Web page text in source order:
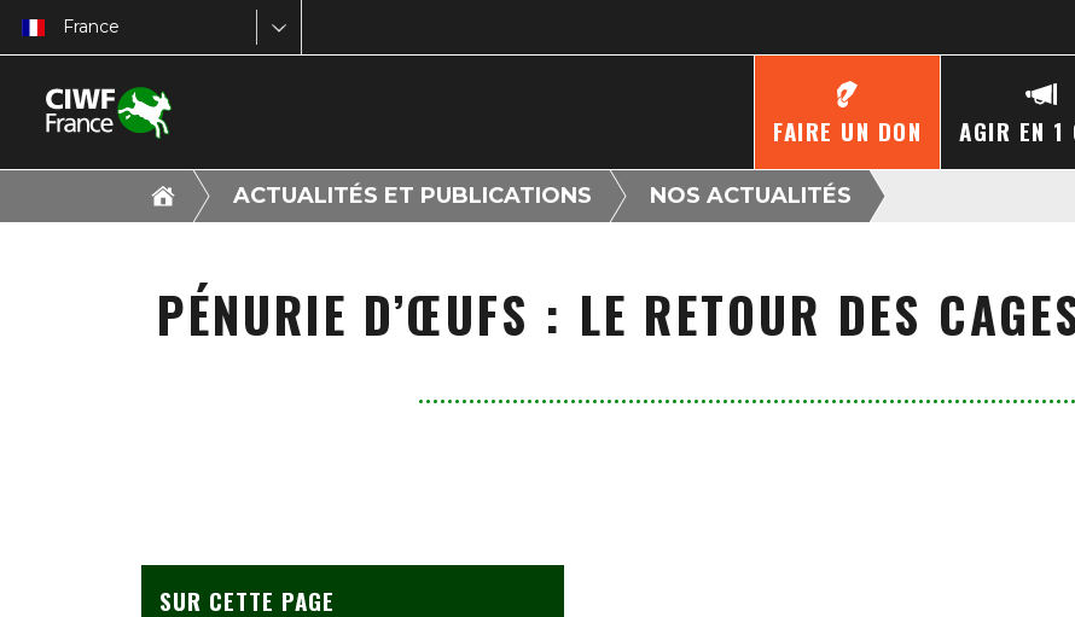
France
FAIRE UN DON AGIR EN 1
ACTUALITÉS ET PUBLICATIONS NOS ACTUALITÉS
PÉNURIE D’ŒUFS : LE RETOUR DES
SUR CETTE PAGE